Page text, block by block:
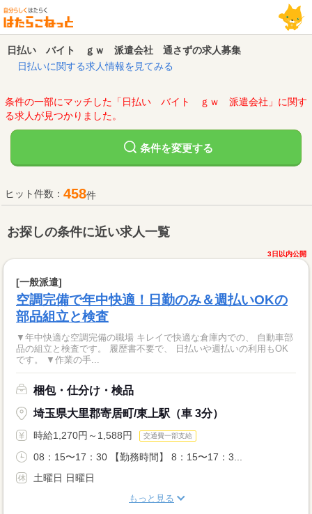
日払い バイト ｇｗ 派遣会社 通さずの求人募集
日払いに関する求人情報を見てみる
条件の一部にマッチした「日払い バイト ｇｗ 派遣会社」に関す
る求人が見つかりました。
条件を変更する
ヒット件数： 458件
お探しの条件に近い求人一覧
3日以内公開
[一般派遣]
空調完備で年中快適！日勤のみ＆週払いOKの
部品組立と検査
▼年中快適な空調完備の職場 キレイで快適な倉庫内での、 自動車部
品の組立と検査です。 履歴書不要で、 日払いや週払いの利用もOK
です。 ▼作業の手...
梱包・仕分け・検品
埼玉県大里郡寄居町/東上駅（車 3分）
時給1,270円～1,588円 交通費一部支給
08：15〜17：30 【勤務時間】 8：15〜17：3...
土曜日 日曜日
もっと見る